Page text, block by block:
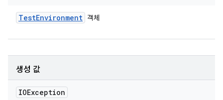
TestEnvironment 객체
생성 값
IOException